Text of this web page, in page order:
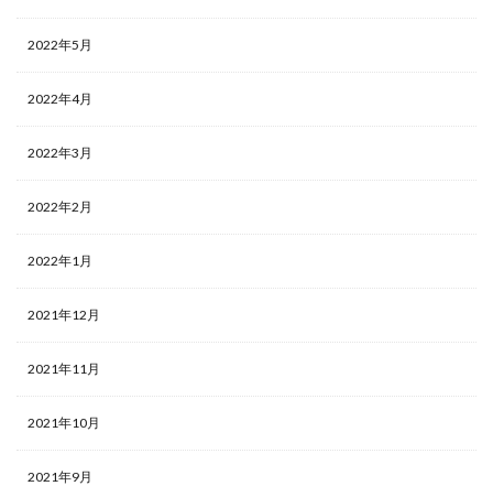
2022年5月
2022年4月
2022年3月
2022年2月
2022年1月
2021年12月
2021年11月
2021年10月
2021年9月